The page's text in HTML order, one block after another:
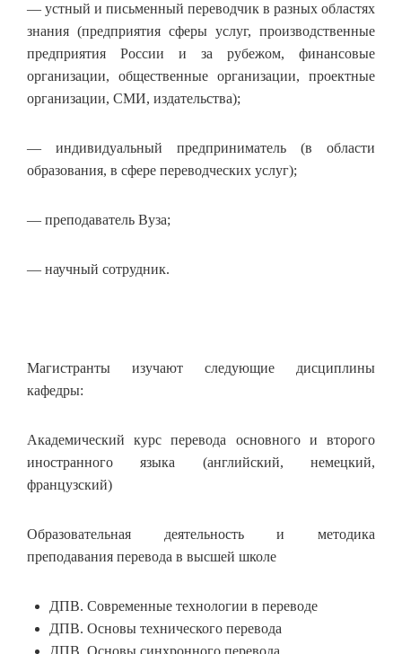
— устный и письменный переводчик в разных областях
знания (предприятия сферы услуг, производственные
предприятия России и за рубежом, финансовые
организации, общественные организации, проектные
организации, СМИ, издательства);
— индивидуальный предприниматель (в области
образования, в сфере переводческих услуг);
— преподаватель Вуза;
— научный сотрудник.
Магистранты изучают следующие дисциплины
кафедры:
Академический курс перевода основного и второго
иностранного языка (английский, немецкий,
французский)
Образовательная деятельность и методика
преподавания перевода в высшей школе
ДПВ. Современные технологии в переводе
ДПВ. Основы технического перевода
ДПВ. Основы синхронного перевода